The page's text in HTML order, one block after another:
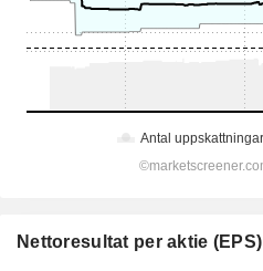
Nettoresultat per aktie (EPS)